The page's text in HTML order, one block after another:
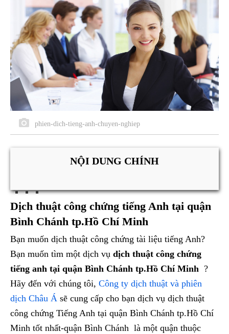
phien-dich-tieng-anh-chuyen-nghiep
NỘI DUNG CHÍNH
Dịch thuật công chứng tiếng Anh tại quận
Bình Chánh tp.Hồ Chí Minh
Bạn muốn dịch thuật công chứng tài liệu tiếng Anh?
Bạn muốn tìm một dịch vụ dịch thuật công chứng
tiếng anh tại quận Bình Chánh tp.Hồ Chí Minh ?
Hãy đến với chúng tôi, Công ty dịch thuật và phiên
dịch Châu Á sẽ cung cấp cho bạn dịch vụ dịch thuật
công chứng Tiếng Anh tại quận Bình Chánh tp.Hồ Chí
Minh tốt nhất-quận Bình Chánh là một quận thuộc